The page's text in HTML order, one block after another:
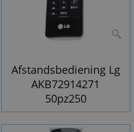
Afstandsbediening Lg
AKB72914271
50pz250